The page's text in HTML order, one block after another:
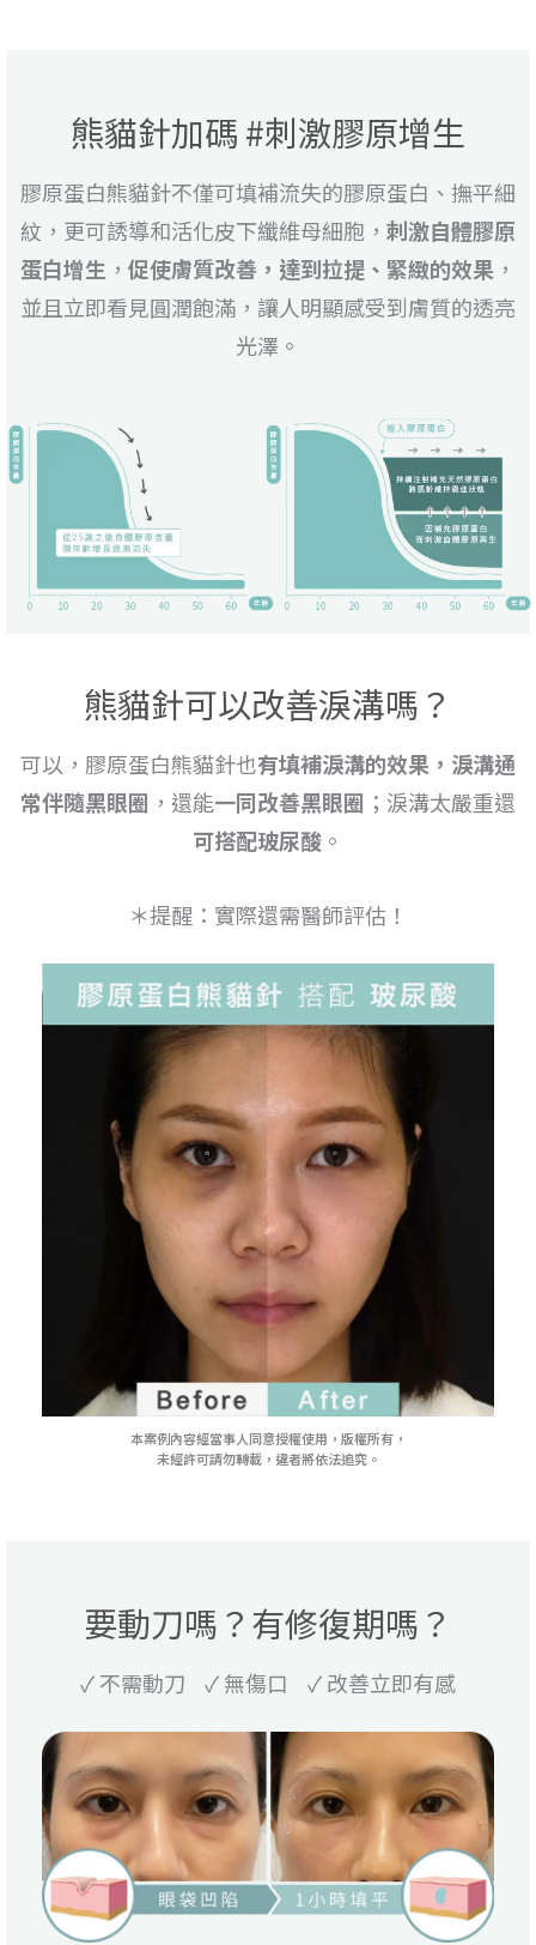
熊貓針加碼 #刺激膠原增生
膠原蛋白熊貓針不僅可填補流失的膠原蛋白、撫平細
紋，更可誘導和活化皮下纖維母細胞， 刺激自體膠原
蛋白增生 ， 促使膚質改善，達到拉提、緊緻的效果 ，
並且立即看見圓潤飽滿，讓人明顯感受到膚質的透亮
光澤。
熊貓針可以改善淚溝嗎？
可以，膠原蛋白熊貓針也有填補淚溝的效果，淚溝通
常伴隨黑眼圈 ，還能一同改善黑眼圈 ；淚溝太嚴重還
可搭配玻尿酸 。
＊提醒：實際還需醫師評估！
本案例內容經當事人同意授權使用，版權所有，
未經許可請勿轉載，違者將依法追究。
要動刀嗎？有修復期嗎？
✓ 不需動刀 ✓ 無傷口 ✓ 改善立即有感